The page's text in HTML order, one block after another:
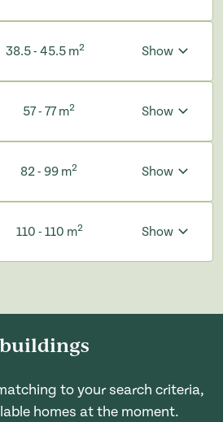
38.5 - 45.5 m2 Show
57 - 77 m2 Show
82 - 99 m2 Show
110 - 110 m2 Show
to your search criteria,
homes at the moment.